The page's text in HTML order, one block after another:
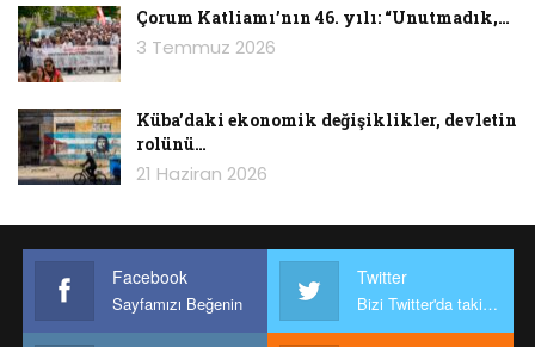
Çorum Katliamı’nın 46. yılı: “Unutmadık,…
3 Temmuz 2026
Küba’daki ekonomik değişiklikler, devletin
rolünü…
21 Haziran 2026
Facebook
Sayfamızı Beğenin
Twitter
Bizi Twitter'da takip edin